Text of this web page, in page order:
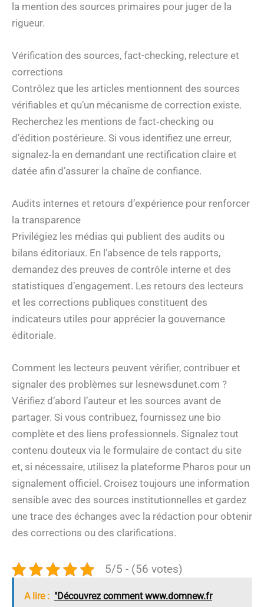
la mention des sources primaires pour juger de la
rigueur.
Vérification des sources, fact-checking, relecture et
corrections
Contrôlez que les articles mentionnent des sources
vérifiables et qu’un mécanisme de correction existe.
Recherchez les mentions de fact‑checking ou
d’édition postérieure. Si vous identifiez une erreur,
signalez‑la en demandant une rectification claire et
datée afin d’assurer la chaîne de confiance.
Audits internes et retours d’expérience pour renforcer
la transparence
Privilégiez les médias qui publient des audits ou
bilans éditoriaux. En l’absence de tels rapports,
demandez des preuves de contrôle interne et des
statistiques d’engagement. Les retours des lecteurs
et les corrections publiques constituent des
indicateurs utiles pour apprécier la gouvernance
éditoriale.
Comment les lecteurs peuvent vérifier, contribuer et
signaler des problèmes sur lesnewsdunet.com ?
Vérifiez d’abord l’auteur et les sources avant de
partager. Si vous contribuez, fournissez une bio
complète et des liens professionnels. Signalez tout
contenu douteux via le formulaire de contact du site
et, si nécessaire, utilisez la plateforme Pharos pour un
signalement officiel. Croisez toujours une information
sensible avec des sources institutionnelles et gardez
une trace des échanges avec la rédaction pour obtenir
des corrections ou des clarifications.
5/5 - (56 votes)
A lire : "Découvrez comment www.domnew.fr